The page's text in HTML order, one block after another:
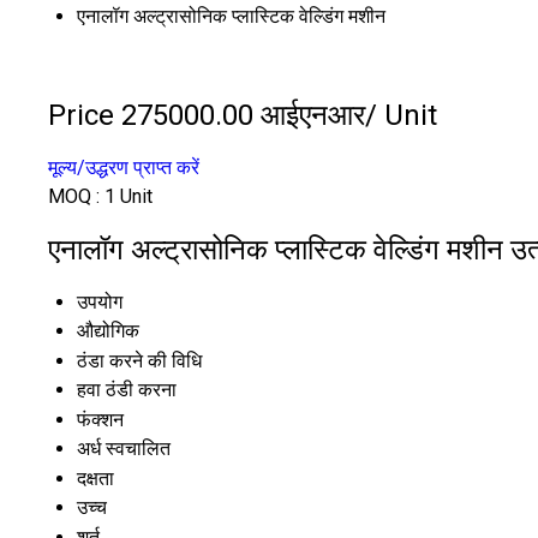
एनालॉग अल्ट्रासोनिक प्लास्टिक वेल्डिंग मशीन
Price 275000.00 आईएनआर/ Unit
मूल्य/उद्धरण प्राप्त करें
MOQ : 1 Unit
एनालॉग अल्ट्रासोनिक प्लास्टिक वेल्डिंग मशीन
उपयोग
औद्योगिक
ठंडा करने की विधि
हवा ठंडी करना
फंक्शन
अर्ध स्वचालित
दक्षता
उच्च